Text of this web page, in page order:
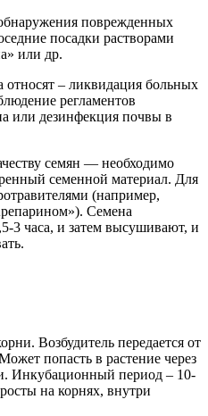
поврежденных
посадки растворами
или др.
– ликвидация больных
регламентов
или дезинфекция почвы в
семян — необходимо
семенной материал. Для
(например,
Семена
3 часа, и затем высушивают, и
Возбудитель передается от
попасть в растение через
Инкубационный период – 10-
на корнях, внутри